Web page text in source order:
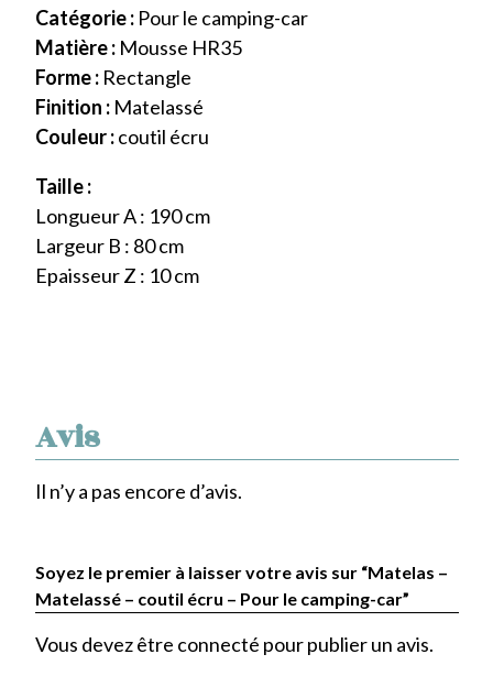
Avis
Il n’y a pas encore d’avis.
Soyez le premier à laisser votre avis sur “Matelas –
Matelassé – coutil écru – Pour le camping-car”
Vous devez être connecté pour publier un avis.
Catégorie : Pour le camping-car
Matière : Mousse HR35
Forme : Rectangle
Finition : Matelassé
Couleur :coutil écru
Taille :
Longueur A : 190 cm
Largeur B : 80 cm
Epaisseur Z : 10 cm